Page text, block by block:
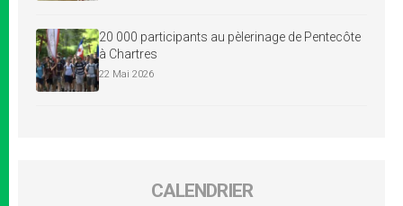
20 000 participants au pèlerinage de Pentecôte
à Chartres
22 Mai 2026
CALENDRIER